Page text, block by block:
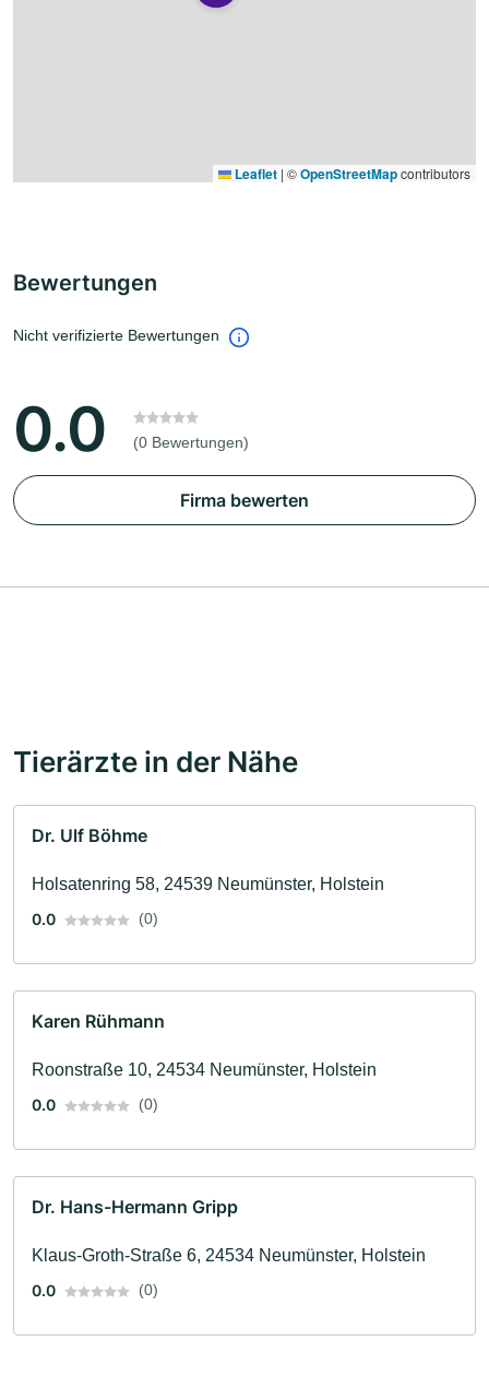
Leaflet | ©OpenStreetMapcontributors
Bewertungen
Nicht verifizierte Bewertungen
0.0 (0 Bewertungen)
Firma bewerten
Tierärzte in der Nähe
Dr. Ulf Böhme
Holsatenring 58, 24539 Neumünster, Holstein
0.0
(0)
Karen Rühmann
Roonstraße 10, 24534 Neumünster, Holstein
0.0
(0)
Dr. Hans-Hermann Gripp
Klaus-Groth-Straße 6, 24534 Neumünster, Holstein
0.0
(0)